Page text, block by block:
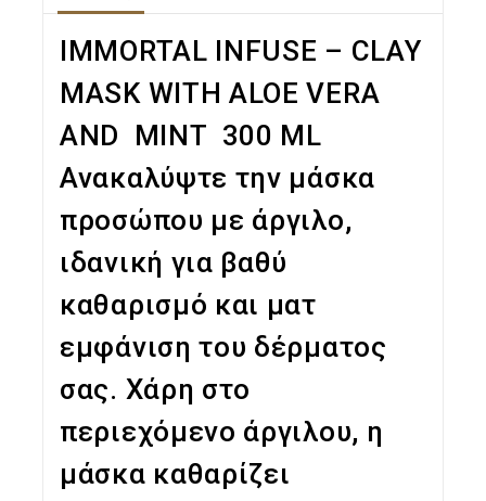
IMMORTAL INFUSE – CLAY
MASK WITH ALOE VERA
AND MINT 300 ML
Ανακαλύψτε την μάσκα
προσώπου με άργιλο,
ιδανική για βαθύ
καθαρισμό και ματ
εμφάνιση του δέρματος
σας. Χάρη στο
περιεχόμενο άργιλου, η
μάσκα καθαρίζει